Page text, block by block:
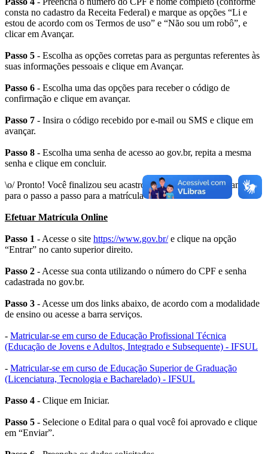
consta no cadastro da Receita Federal) e marque as opções “Li e
estou de acordo com os Termos de uso” e “Não sou um robô”, e
clicar em Avançar.
Passo 5 - Escolha as opções corretas para as perguntas referentes às
suas informações pessoais e clique em Avançar.
Passo 6 - Escolha uma das opções para receber o código de
confirmação e clique em avançar.
Passo 7 - Insira o código recebido por e-mail ou SMS e clique em
avançar.
Passo 8 - Escolha uma senha de acesso ao gov.br, repita a mesma
senha e clique em concluir.
\o/ Pronto! Você finalizou seu acastro no GOV.BR. Agora vamos
para o passo a passo para a matrícula on-line.
Efetuar Matrícula Online
Passo 1 - Acesse o site https://www.gov.br/e clique na opção
“Entrar” no canto superior direito.
Passo 2 - Acesse sua conta utilizando o número do CPF e senha
cadastrada no gov.br.
Passo 3 - Acesse um dos links abaixo, de acordo com a modalidade
de ensino ou acesse a barra serviços.
- Matricular-se em curso de Educação Profissional Técnica
(Educação de Jovens e Adultos, Integrado e Subsequente) - IFSUL
- Matricular-se em curso de Educação Superior de Graduação
(Licenciatura, Tecnologia e Bacharelado) - IFSUL
Passo 4 - Clique em Iniciar.
Passo 5 - Selecione o Edital para o qual você foi aprovado e clique
em “Enviar”.